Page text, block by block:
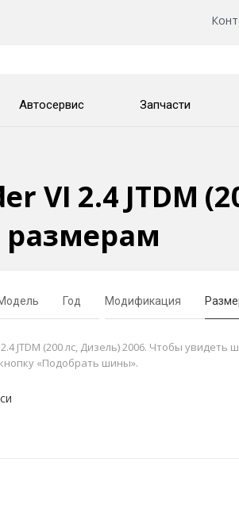
Автосервис Запчасти
VI 2.4 JTDM
размерам
Год Модификация
(200 лс, Дизель) 2006. Чтобы увидеть
«Подобрать шины».